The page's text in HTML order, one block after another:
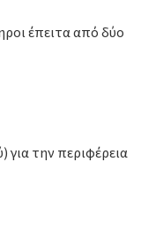
έπειτα από δύο
για την περιφέρεια